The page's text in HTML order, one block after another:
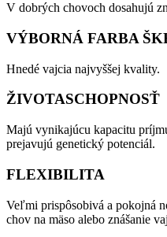
V dobrých chovoch dosahujú
VÝBORNÁ FARBA
Hnedé vajcia najvyššej kvality.
ŽIVOTASCHOPNOSŤ
Majú vynikajúcu kapacitu
prejavujú genetický potenciál.
FLEXIBILITA
Veľmi prispôsobivá a pokojná
chov na mäso alebo znášanie